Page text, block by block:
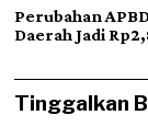
Perubahan
Daerah Jadi
Tinggalkan